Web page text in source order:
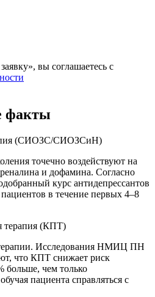
вы соглашаетесь с
факты
(СИОЗС/СИОЗСиН)
точечно воздействуют на
и дофамина. Согласно
курс антидепрессантов
в течение первых 4–8
терапия (КПТ)
Исследования НМИЦ ПН
что КПТ снижает риск
больше, чем только
пациента справляться с